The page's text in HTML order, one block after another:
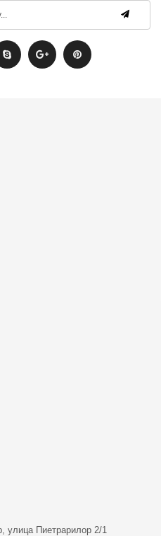
улица Пиетрарилор 2/1